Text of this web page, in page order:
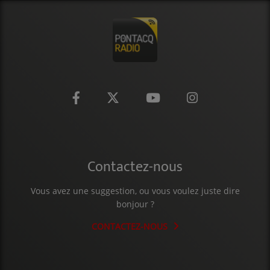
Contactez-nous
Vous avez une suggestion, ou vous voulez juste dire
bonjour ?
CONTACTEZ-NOUS